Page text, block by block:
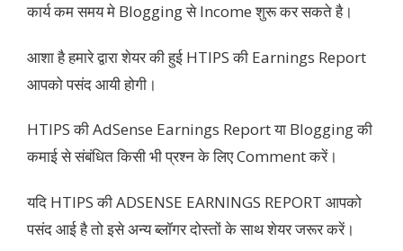
कार्य कम समय मे Blogging से Income शुरू कर सकते है।
आशा है हमारे द्वारा शेयर की हुई HTIPS की Earnings Report
आपको पसंद आयी होगी।
HTIPS की AdSense Earnings Report या Blogging की
कमाई से संबंधित किसी भी प्रश्न के लिए Comment करें।
यदि HTIPS की ADSENSE EARNINGS REPORT आपको
पसंद आई है तो इसे अन्य ब्लॉगर दोस्तों के साथ शेयर जरूर करें।